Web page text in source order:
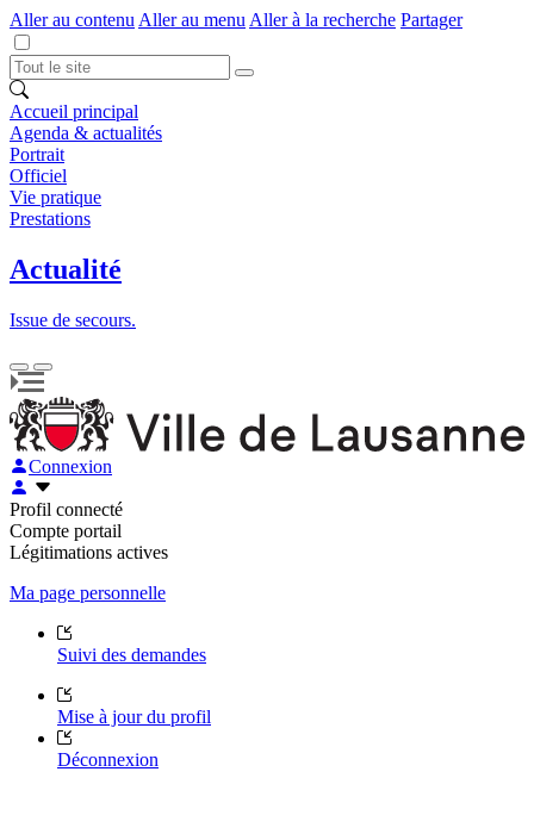
Aller au contenu Aller au menu Aller à la recherche Partager
Accueil principal
Agenda & actualités
Portrait
Officiel
Vie pratique
Prestations
Actualité
Issue de secours.
Connexion
Profil connecté
Compte portail
Légitimations actives
Ma page personnelle
Suivi des demandes
Mise à jour du profil
Déconnexion